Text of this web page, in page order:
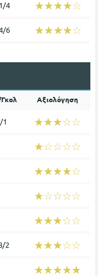
4 ☆☆☆☆☆
★★★★★
6 ☆☆☆☆☆
★★★★★
Αξιολόγηση
1 ☆☆☆☆☆
★★★★★
☆☆☆☆☆
★★★★★
☆☆☆☆☆
★★★★★
☆☆☆☆☆
★★★★★
☆☆☆☆☆
★★★★★
2 ☆☆☆☆☆
★★★★★
☆☆☆☆☆
★★★★★